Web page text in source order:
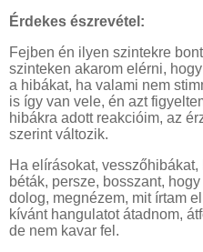
Érdekes észrevétel:
Fejben én ilyen szintekre
szinteken akarom elérni,
a hibákat, ha valami nem
is így van vele, én azt
hibákra adott reakcióim, az
szerint változik.
Ha elírásokat,
béták, persze, bosszant,
dolog, megnézem, mit írtam
kívánt hangulatot átadnom,
de nem kavar fel.